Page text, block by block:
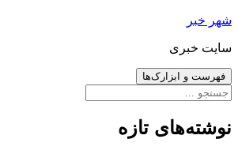
رفتن
نوشته‌ها
شهر خبر
سایت خبری
فهرست و ابزارک‌ها
جستجو
نوشته‌های تازه